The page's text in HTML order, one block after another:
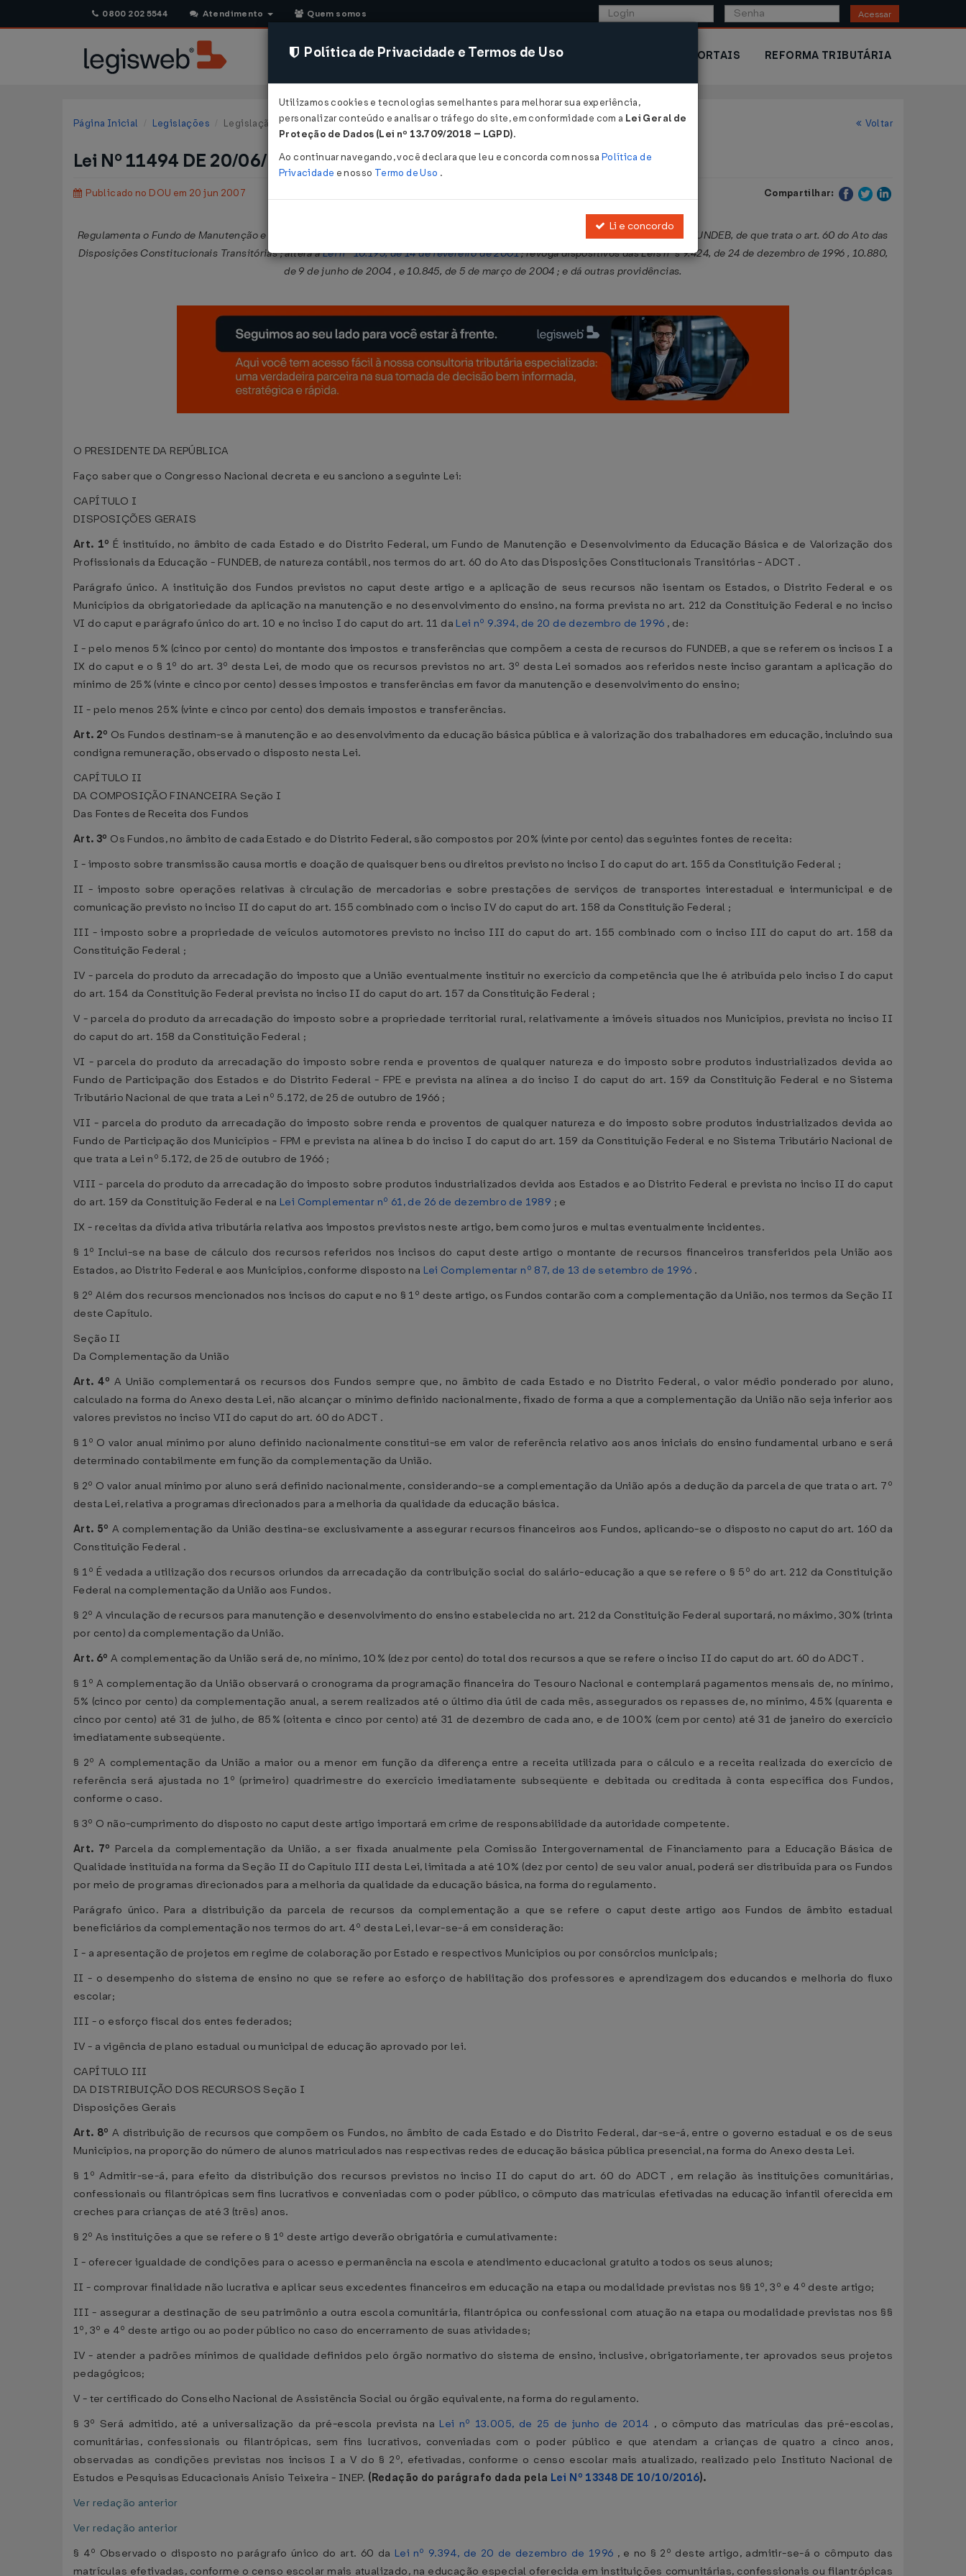
0800 202 5544 Atendimento Quem somos Acessar
CONSULTORIA SISTEMAS COMÉRCIO EXTERIOR PORTAIS REFORMA TRIBUTÁRIA
Página Inicial Legislações Legislação Federal Voltar
Lei Nº 11494 DE 20/06/2007
Publicado no DOU em 20 jun 2007 Compartilhar:
Regulamenta o Fundo de Manutenção e Desenvolvimento da Educação Básica e de Valorização dos Profissionais da Educação - FUNDEB, de que trata o art. 60 do Ato das
Disposições Constitucionais Transitórias ; altera aLei nº 10.195, de 14 de fevereiro de 2001; revoga dispositivos das Leis nºs 9.424, de 24 de dezembro de 1996 , 10.880,
de 9 de junho de 2004 , e 10.845, de 5 de março de 2004 ; e dá outras providências.
O PRESIDENTE DA REPÚBLICA
Faço saber que o Congresso Nacional decreta e eu sanciono a seguinte Lei:
CAPÍTULO I
DISPOSIÇÕES GERAIS
Art. 1º É instituído, no âmbito de cada Estado e do Distrito Federal, um Fundo de Manutenção e Desenvolvimento da Educação Básica e de Valorização dos
Profissionais da Educação - FUNDEB, de natureza contábil, nos termos do art. 60 do Ato das Disposições Constitucionais Transitórias - ADCT .
Parágrafo único. A instituição dos Fundos previstos no caput deste artigo e a aplicação de seus recursos não isentam os Estados, o Distrito Federal e os
Municípios da obrigatoriedade da aplicação na manutenção e no desenvolvimento do ensino, na forma prevista no art. 212 da Constituição Federal e no inciso
VI do caput e parágrafo único do art. 10 e no inciso I do caput do art. 11 da Lei nº 9.394, de 20 de dezembro de 1996 , de:
I - pelo menos 5% (cinco por cento) do montante dos impostos e transferências que compõem a cesta de recursos do FUNDEB, a que se referem os incisos I a
IX do caput e o § 1º do art. 3º desta Lei, de modo que os recursos previstos no art. 3º desta Lei somados aos referidos neste inciso garantam a aplicação do
mínimo de 25% (vinte e cinco por cento) desses impostos e transferências em favor da manutenção e desenvolvimento do ensino;
II - pelo menos 25% (vinte e cinco por cento) dos demais impostos e transferências.
Art. 2º Os Fundos destinam-se à manutenção e ao desenvolvimento da educação básica pública e à valorização dos trabalhadores em educação, incluindo sua
condigna remuneração, observado o disposto nesta Lei.
CAPÍTULO II
DA COMPOSIÇÃO FINANCEIRA Seção I
Das Fontes de Receita dos Fundos
Art. 3º Os Fundos, no âmbito de cada Estado e do Distrito Federal, são compostos por 20% (vinte por cento) das seguintes fontes de receita:
I - imposto sobre transmissão causa mortis e doação de quaisquer bens ou direitos previsto no inciso I do caput do art. 155 da Constituição Federal ;
II - imposto sobre operações relativas à circulação de mercadorias e sobre prestações de serviços de transportes interestadual e intermunicipal e de
comunicação previsto no inciso II do caput do art. 155 combinado com o inciso IV do caput do art. 158 da Constituição Federal ;
III - imposto sobre a propriedade de veículos automotores previsto no inciso III do caput do art. 155 combinado com o inciso III do caput do art. 158 da
Constituição Federal ;
IV - parcela do produto da arrecadação do imposto que a União eventualmente instituir no exercício da competência que lhe é atribuída pelo inciso I do caput
do art. 154 da Constituição Federal prevista no inciso II do caput do art. 157 da Constituição Federal ;
V - parcela do produto da arrecadação do imposto sobre a propriedade territorial rural, relativamente a imóveis situados nos Municípios, prevista no inciso II
do caput do art. 158 da Constituição Federal ;
VI - parcela do produto da arrecadação do imposto sobre renda e proventos de qualquer natureza e do imposto sobre produtos industrializados devida ao
Fundo de Participação dos Estados e do Distrito Federal - FPE e prevista na alínea a do inciso I do caput do art. 159 da Constituição Federal e no Sistema
Tributário Nacional de que trata a Lei nº 5.172, de 25 de outubro de 1966 ;
VII - parcela do produto da arrecadação do imposto sobre renda e proventos de qualquer natureza e do imposto sobre produtos industrializados devida ao
Fundo de Participação dos Municípios - FPM e prevista na alínea b do inciso I do caput do art. 159 da Constituição Federal e no Sistema Tributário Nacional de
que trata a Lei nº 5.172, de 25 de outubro de 1966 ;
VIII - parcela do produto da arrecadação do imposto sobre produtos industrializados devida aos Estados e ao Distrito Federal e prevista no inciso II do caput
do art. 159 da Constituição Federal e na Lei Complementar nº 61, de 26 de dezembro de 1989 ; e
IX - receitas da dívida ativa tributária relativa aos impostos previstos neste artigo, bem como juros e multas eventualmente incidentes.
§ 1º Inclui-se na base de cálculo dos recursos referidos nos incisos do caput deste artigo o montante de recursos financeiros transferidos pela União aos
Estados, ao Distrito Federal e aos Municípios, conforme disposto na Lei Complementar nº 87, de 13 de setembro de 1996 .
§ 2º Além dos recursos mencionados nos incisos do caput e no § 1º deste artigo, os Fundos contarão com a complementação da União, nos termos da Seção II
deste Capítulo.
Seção II
Da Complementação da União
Art. 4º A União complementará os recursos dos Fundos sempre que, no âmbito de cada Estado e no Distrito Federal, o valor médio ponderado por aluno,
calculado na forma do Anexo desta Lei, não alcançar o mínimo definido nacionalmente, fixado de forma a que a complementação da União não seja inferior aos
valores previstos no inciso VII do caput do art. 60 do ADCT .
§ 1º O valor anual mínimo por aluno definido nacionalmente constitui-se em valor de referência relativo aos anos iniciais do ensino fundamental urbano e será
determinado contabilmente em função da complementação da União.
§ 2º O valor anual mínimo por aluno será definido nacionalmente, considerando-se a complementação da União após a dedução da parcela de que trata o art. 7º
desta Lei, relativa a programas direcionados para a melhoria da qualidade da educação básica.
Art. 5º A complementação da União destina-se exclusivamente a assegurar recursos financeiros aos Fundos, aplicando-se o disposto no caput do art. 160 da
Constituição Federal .
§ 1º É vedada a utilização dos recursos oriundos da arrecadação da contribuição social do salário-educação a que se refere o § 5º do art. 212 da Constituição
Federal na complementação da União aos Fundos.
§ 2º A vinculação de recursos para manutenção e desenvolvimento do ensino estabelecida no art. 212 da Constituição Federal suportará, no máximo, 30% (trinta
por cento) da complementação da União.
Art. 6ºA complementação da União será de, no mínimo, 10% (dez por cento) do total dos recursos a que se refere o inciso II do caput do art. 60 do ADCT .
§ 1º A complementação da União observará o cronograma da programação financeira do Tesouro Nacional e contemplará pagamentos mensais de, no mínimo,
5% (cinco por cento) da complementação anual, a serem realizados até o último dia útil de cada mês, assegurados os repasses de, no mínimo, 45% (quarenta e
cinco por cento) até 31 de julho, de 85% (oitenta e cinco por cento) até 31 de dezembro de cada ano, e de 100% (cem por cento) até 31 de janeiro do exercício
imediatamente subseqüente.
§ 2º A complementação da União a maior ou a menor em função da diferença entre a receita utilizada para o cálculo e a receita realizada do exercício de
referência será ajustada no 1º (primeiro) quadrimestre do exercício imediatamente subseqüente e debitada ou creditada à conta específica dos Fundos,
conforme o caso.
§ 3º O não-cumprimento do disposto no caput deste artigo importará em crime de responsabilidade da autoridade competente.
Art. 7º Parcela da complementação da União, a ser fixada anualmente pela Comissão Intergovernamental de Financiamento para a Educação Básica de
Qualidade instituída na forma da Seção II do Capítulo III desta Lei, limitada a até 10% (dez por cento) de seu valor anual, poderá ser distribuída para os Fundos
por meio de programas direcionados para a melhoria da qualidade da educação básica, na forma do regulamento.
Parágrafo único. Para a distribuição da parcela de recursos da complementação a que se refere o caput deste artigo aos Fundos de âmbito estadual
beneficiários da complementação nos termos do art. 4º desta Lei, levar-se-á em consideração:
I - a apresentação de projetos em regime de colaboração por Estado e respectivos Municípios ou por consórcios municipais;
II - o desempenho do sistema de ensino no que se refere ao esforço de habilitação dos professores e aprendizagem dos educandos e melhoria do fluxo
escolar;
III - o esforço fiscal dos entes federados;
IV - a vigência de plano estadual ou municipal de educação aprovado por lei.
CAPÍTULO III
DA DISTRIBUIÇÃO DOS RECURSOS Seção I
Disposições Gerais
Art. 8ºA distribuição de recursos que compõem os Fundos, no âmbito de cada Estado e do Distrito Federal, dar-se-á, entre o governo estadual e os de seus
Municípios, na proporção do número de alunos matriculados nas respectivas redes de educação básica pública presencial, na forma do Anexo desta Lei.
§ 1º Admitir-se-á, para efeito da distribuição dos recursos previstos no inciso II do caput do art. 60 do ADCT , em relação às instituições comunitárias,
confessionais ou filantrópicas sem fins lucrativos e conveniadas com o poder público, o cômputo das matrículas efetivadas na educação infantil oferecida em
creches para crianças de até 3 (três) anos.
§ 2º As instituições a que se refere o § 1º deste artigo deverão obrigatória e cumulativamente:
I - oferecer igualdade de condições para o acesso e permanência na escola e atendimento educacional gratuito a todos os seus alunos;
II - comprovar finalidade não lucrativa e aplicar seus excedentes financeiros em educação na etapa ou modalidade previstas nos §§ 1º, 3º e 4º deste artigo;
III - assegurar a destinação de seu patrimônio a outra escola comunitária, filantrópica ou confessional com atuação na etapa ou modalidade previstas nos §§
1º, 3º e 4º deste artigo ou ao poder público no caso do encerramento de suas atividades;
IV - atender a padrões mínimos de qualidade definidos pelo órgão normativo do sistema de ensino, inclusive, obrigatoriamente, ter aprovados seus projetos
pedagógicos;
V - ter certificado do Conselho Nacional de Assistência Social ou órgão equivalente, na forma do regulamento.
§ 3º Será admitido, até a universalização da pré-escola prevista na Lei nº 13.005, de 25 de junho de 2014 , o cômputo das matrículas das pré-escolas,
comunitárias, confessionais ou filantrópicas, sem fins lucrativos, conveniadas com o poder público e que atendam a crianças de quatro a cinco anos,
observadas as condições previstas nos incisos I a V do § 2º, efetivadas, conforme o censo escolar mais atualizado, realizado pelo Instituto Nacional de
Estudos e Pesquisas Educacionais Anísio Teixeira - INEP. (Redação do parágrafo dada pela Lei Nº 13348 DE 10/10/2016).
Ver redação anterior
Ver redação anterior
§ 4º Observado o disposto no parágrafo único do art. 60 da Lei nº 9.394, de 20 de dezembro de 1996 , e no § 2º deste artigo, admitir-se-á o cômputo das
matrículas efetivadas, conforme o censo escolar mais atualizado, na educação especial oferecida em instituições comunitárias, confessionais ou filantrópicas
Política de Privacidade e Termos de Uso
Utilizamos cookies e tecnologias semelhantes para melhorar sua experiência,
personalizar conteúdo e analisar o tráfego do site, em conformidade com a Lei Geral de
Proteção de Dados (Lei nº 13.709/2018 – LGPD).
Ao continuar navegando, você declara que leu e concorda com nossa Política de
Privacidade e nosso Termo de Uso .
Li e concordo